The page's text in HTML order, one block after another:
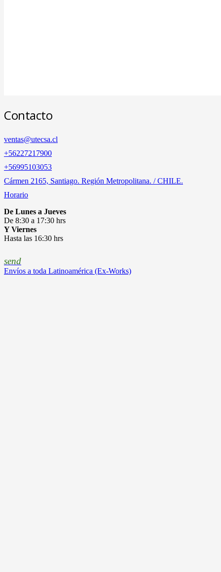
Contacto
ventas@utecsa.cl
+56227217900
‎+56995103053
Cármen 2165, Santiago. Región Metropolitana. / CHILE.
Horario
De Lunes a Jueves
De 8:30 a 17:30 hrs
Y Viernes
Hasta las 16:30 hrs
send
Envíos a toda Latinoamérica (Ex-Works)